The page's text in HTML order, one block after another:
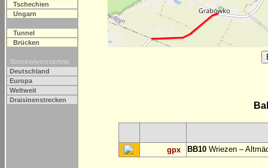
Tschechien
Ungarn
Tunnel
Brücken
Streckenverzeichnis
Deutschland
Europa
Weltweit
Draisinenstrecken
gpx BB10 Wriezen –